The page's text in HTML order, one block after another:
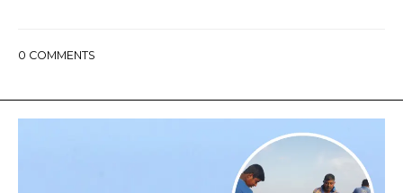
0 COMMENTS